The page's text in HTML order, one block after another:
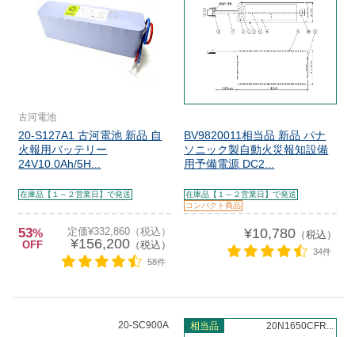
古河電池
20-S127A1 古河電池 新品 自
火報用バッテリー
24V10.0Ah/5H...
在庫品【１～２営業日】で発送
53%
OFF
定価¥332,860（税込）
¥156,200（税込）
58件
BV9820011相当品 新品 パナ
ソニック製自動火災報知設備
用予備電源 DC2...
在庫品【１～２営業日】で発送
コンパクト商品
¥10,780（税込）
34件
20-SC900A 相当品 20N1650CFR...